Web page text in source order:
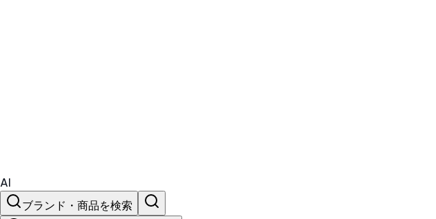
AI
ブランド・商品を検索